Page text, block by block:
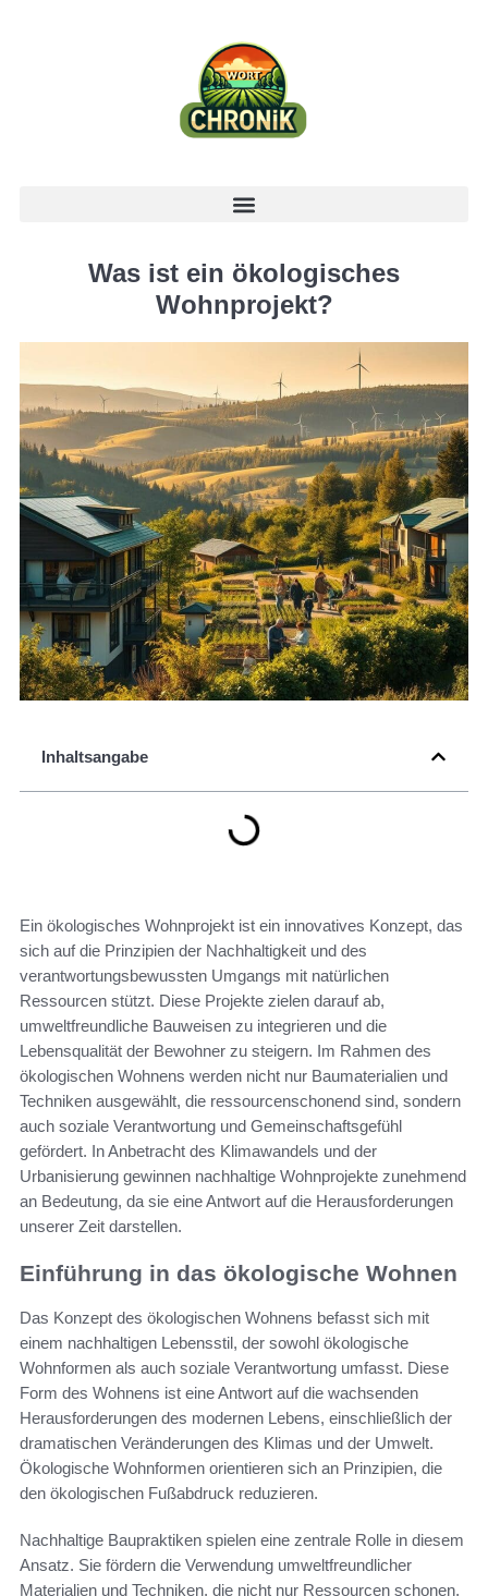
Was ist ein ökologisches
Wohnprojekt?
Inhaltsangabe
Ein ökologisches Wohnprojekt ist ein innovatives Konzept, das
sich auf die Prinzipien der Nachhaltigkeit und des
verantwortungsbewussten Umgangs mit natürlichen
Ressourcen stützt. Diese Projekte zielen darauf ab,
umweltfreundliche Bauweisen zu integrieren und die
Lebensqualität der Bewohner zu steigern. Im Rahmen des
ökologischen Wohnens werden nicht nur Baumaterialien und
Techniken ausgewählt, die ressourcenschonend sind, sondern
auch soziale Verantwortung und Gemeinschaftsgefühl
gefördert. In Anbetracht des Klimawandels und der
Urbanisierung gewinnen nachhaltige Wohnprojekte zunehmend
an Bedeutung, da sie eine Antwort auf die Herausforderungen
unserer Zeit darstellen.
Einführung in das ökologische Wohnen
Das Konzept des ökologischen Wohnens befasst sich mit
einem nachhaltigen Lebensstil, der sowohl ökologische
Wohnformen als auch soziale Verantwortung umfasst. Diese
Form des Wohnens ist eine Antwort auf die wachsenden
Herausforderungen des modernen Lebens, einschließlich der
dramatischen Veränderungen des Klimas und der Umwelt.
Ökologische Wohnformen orientieren sich an Prinzipien, die
den ökologischen Fußabdruck reduzieren.
Nachhaltige Baupraktiken spielen eine zentrale Rolle in diesem
Ansatz. Sie fördern die Verwendung umweltfreundlicher
Materialien und Techniken, die nicht nur Ressourcen schonen,